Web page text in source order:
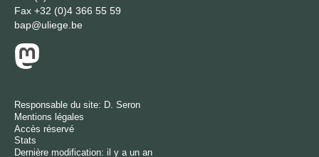
Fax +32 (0)4 366 55 59
bap@uliege.be
Responsable du site: D. Seron
Mentions légales
Accès réservé
Stats
Dernière modification: il y a un an